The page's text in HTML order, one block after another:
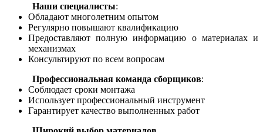
Наши специалисты:
Обладают многолетним опытом
Регулярно повышают квалификацию
Предоставляют полную информацию о материалах и
механизмах
Консультируют по всем вопросам
Профессиональная команда сборщиков:
Соблюдает сроки монтажа
Использует профессиональный инструмент
Гарантирует качество выполненных работ